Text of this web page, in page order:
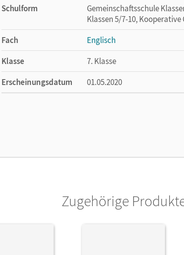
Schulform
Gemeinschaftsschule
Klassen 5/7-10,
Fach
Englisch
Klasse
7. Klasse
Erscheinungsdatum
01.05.2020
Zugehörige